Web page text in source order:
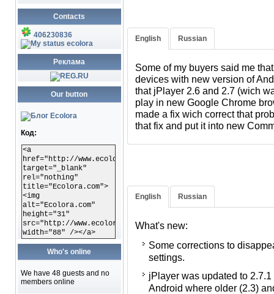
Contacts
406230836
ecolora
Реклама
Our button
Код:
<a
href="http://www.ecolora.com"
target="_blank"
rel="nothing"
title="Ecolora.com">
<img
alt="Ecolora.com"
height="31"
src="http://www.ecolora.com/images/ecoloracom.gif"
width="88" /></a>
Who's online
We have 48 guests and no
members online
English Russian
Some of my buyers said me
devices with new version of
that jPlayer 2.6 and 2.7 (wich
play in new Google Chrome
made a fix wich correct that
that fix and put it into new
Некоторые из моих
Android. Причем проблема,
браузером Google Chrome,
разработчики. Я провел
разработчики jPlayer знают
промежуточную
я интегрировал в новую
English Russian
What's new:
Some corrections to
settings.
jPlayer was updated to
Android where older (2.3)
Внесена небольшая
предупреждение при
Commedia.
Библиотека jPlayer
2014 г., которая имеет
некоторых устройств на
невозможно было
файлу для